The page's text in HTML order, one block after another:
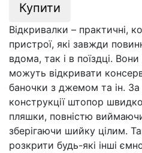
Купити
Відкривалки – практичні,
пристрої, які завжди
вдома, так і в поїздці.
можуть відкривати
баночки з джемом та ін. За
конструкції штопор
пляшки, повністю
зберігаючи шийку цілим.
розкрити будь-які інші